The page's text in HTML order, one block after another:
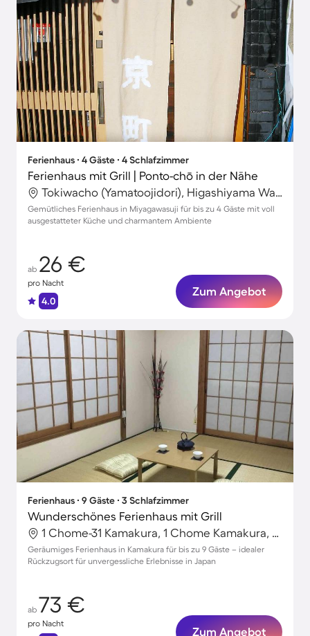
Ferienhaus ∙ 4 Gäste ∙ 4 Schlafzimmer
Ferienhaus mit Grill | Ponto-chō in der Nähe
Tokiwacho (Yamatoojidori), Higashiyama Ward, Japan
Gemütliches Ferienhaus in Miyagawasuji für bis zu 4 Gäste mit voll
ausgestatteter Küche und charmantem Ambiente
ab 26 €
pro Nacht
4.0
Zum Angebot
Ferienhaus ∙ 9 Gäste ∙ 3 Schlafzimmer
Wunderschönes Ferienhaus mit Grill
1 Chome-31 Kamakura, 1 Chome Kamakura, Japan
Geräumiges Ferienhaus in Kamakura für bis zu 9 Gäste – idealer
Rückzugsort für unvergessliche Erlebnisse in Japan
ab 73 €
pro Nacht
Zum Angebot